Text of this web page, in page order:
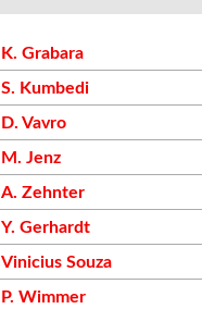
K. Grabara
S. Kumbedi
D. Vavro
M. Jenz
A. Zehnter
Y. Gerhardt
Vinicius Souza
P. Wimmer